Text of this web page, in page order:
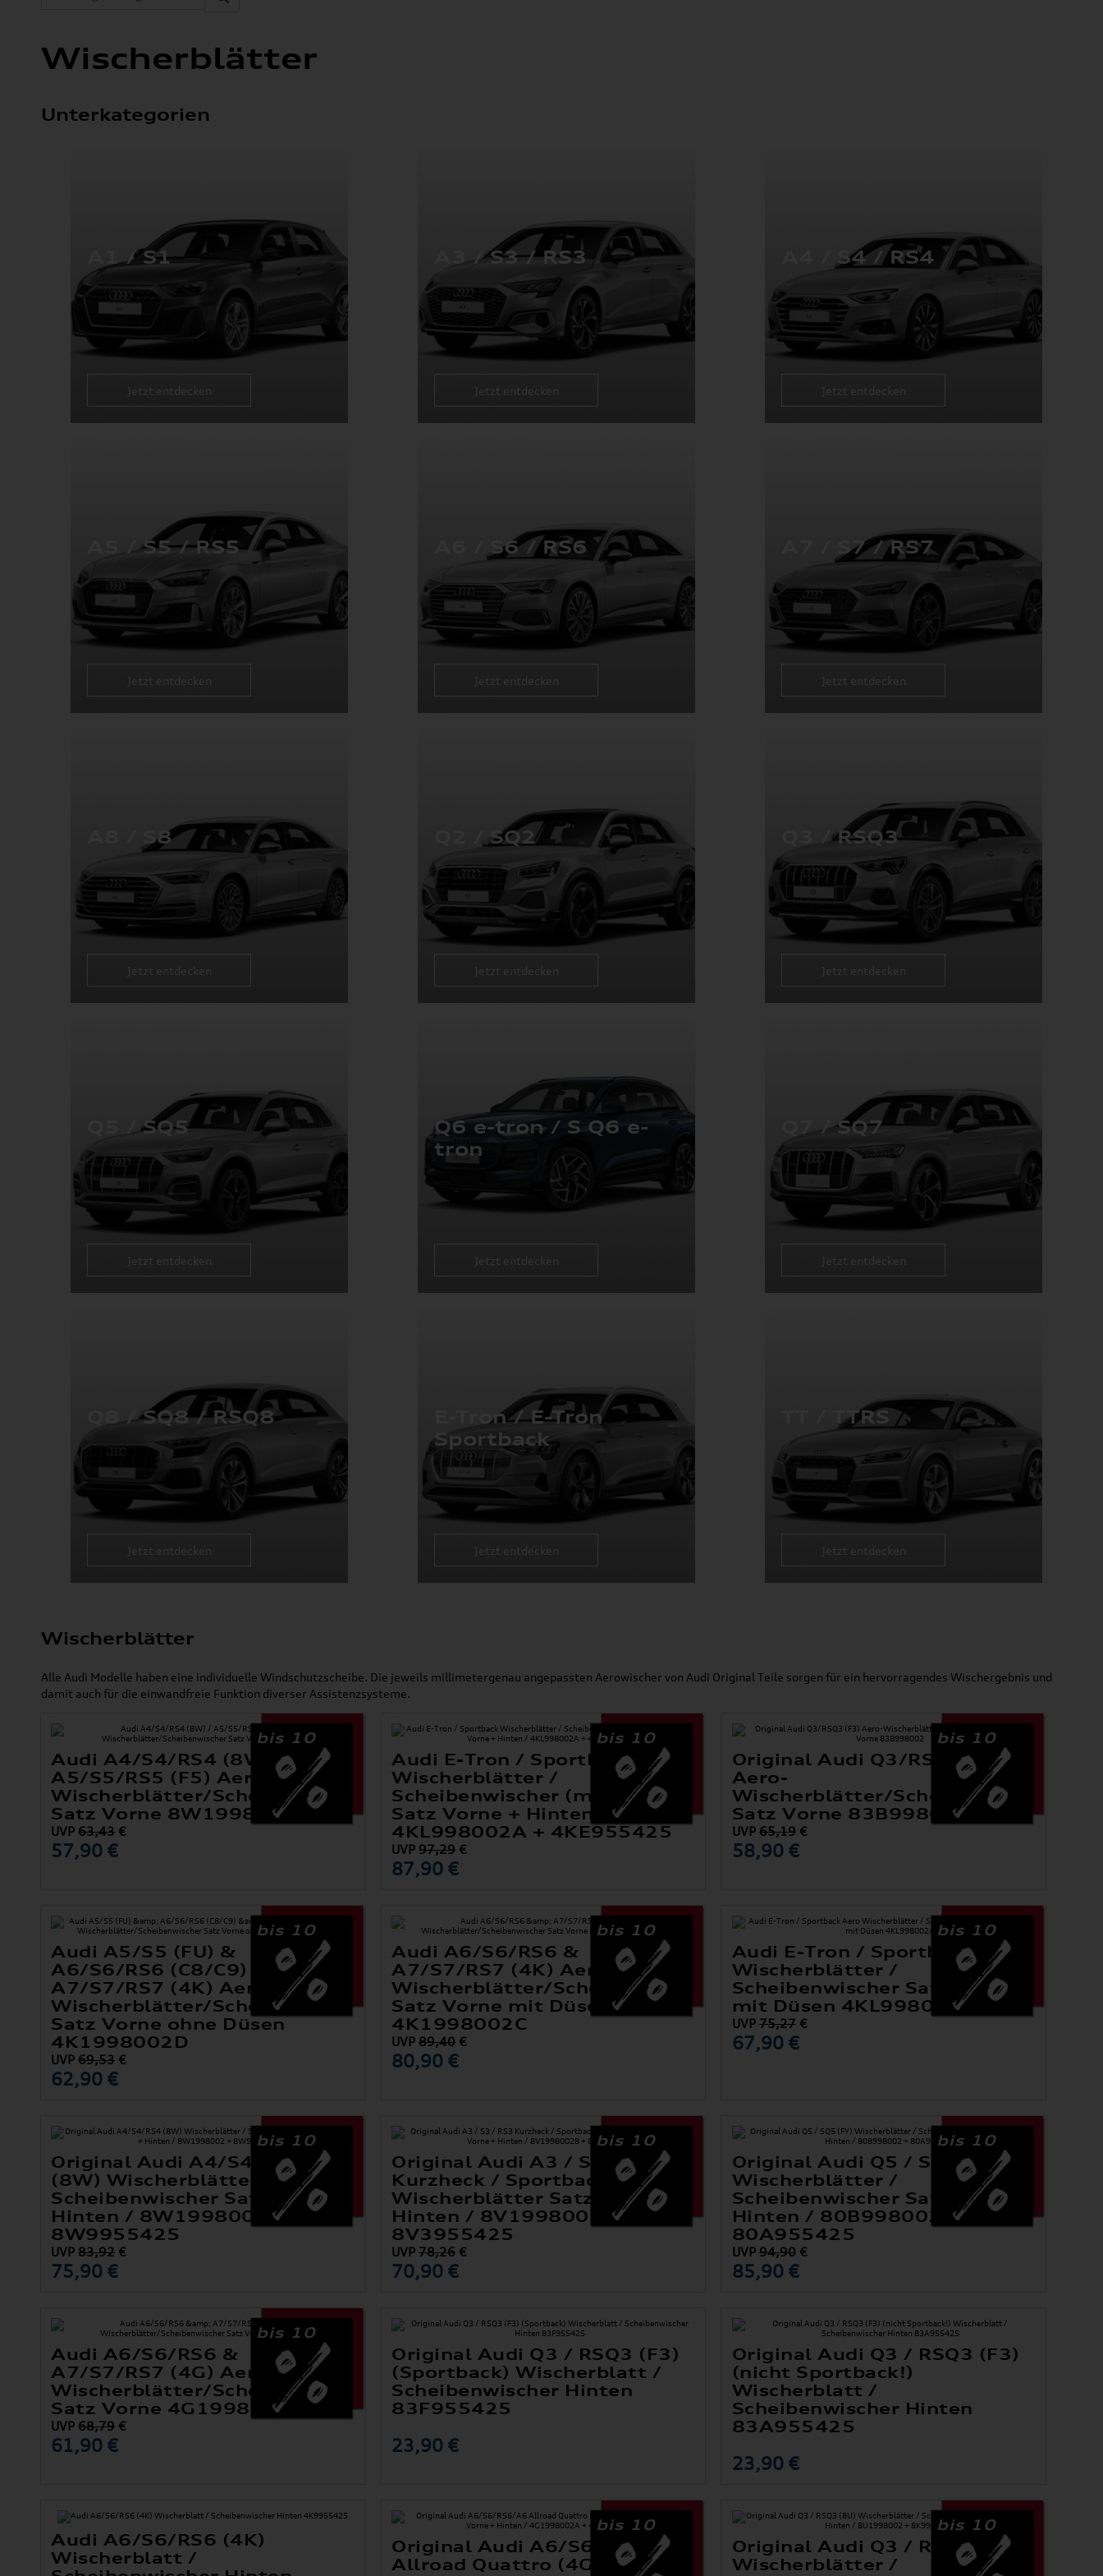
Wischerblätter
Unterkategorien
A1 / S1 A3 / S3 / RS3 A4 / S4 / RS4
A5 / S5 / RS5 A6 / S6 / RS6 A7 / S7 / RS7
A8 / S8 Q2 / SQ2 Q3 / RSQ3
Q5 / SQ5
Q6 e-tron / S Q6 e-
tron
Q7 / SQ7
Q8 / SQ8 / RSQ8
E-Tron / E-Tron
Sportback
TT / TTRS
Wischerblätter
Alle Audi Modelle haben eine individuelle Windschutzscheibe. Die jeweils millimetergenau angepassten Aerowischer von Audi Original Teile sorgen für ein hervorragendes Wischergebnis und
damit auch für die einwandfreie Funktion diverser Assistenzsysteme.
bis 10
Audi A4/S4/RS4 (8W) /
A5/S5/RS5 (F5) Aero-
Wischerblätter/Scheibenwischer
Satz Vorne 8W1998002
UVP63,43 €
57,90 €
bis 10
Audi E-Tron / Sportback
Wischerblätter /
Scheibenwischer (mit Düsen)
Satz Vorne + Hinten /
4KL998002A + 4KE955425
UVP97,29 €
87,90 €
bis 10
Original Audi Q3/RSQ3 (F3)
Aero-
Wischerblätter/Scheibenwischer
Satz Vorne 83B998002
UVP 65,19€
58,90 €
bis 10
Audi A5/S5 (FU) &
A6/S6/RS6 (C8/C9) &
A7/S7/RS7 (4K) Aero-
Wischerblätter/Scheibenwischer
Satz Vorne ohne Düsen
4K1998002D
UVP69,53 €
62,90 €
bis 10
Audi A6/S6/RS6 &
A7/S7/RS7 (4K) Aero-
Wischerblätter/Scheibenwischer
Satz Vorne mit Düsen
4K1998002C
UVP89,40 €
80,90 €
bis 10
Audi E-Tron / Sportback Aero
Wischerblätter /
Scheibenwischer Satz Vorne
mit Düsen 4KL998002A
UVP 75,27€
67,90 €
bis 10
Original Audi A4/S4/RS4
(8W) Wischerblätter /
Scheibenwischer Satz Vorne +
Hinten / 8W1998002 +
8W9955425
UVP83,92 €
75,90 €
bis 10
Original Audi A3 / S3 / RS3
Kurzheck / Sportback (8V)
Wischerblätter Satz Vorne +
Hinten / 8V1998002B +
8V3955425
UVP78,26 €
70,90 €
bis 10
Original Audi Q5 / SQ5 (FY)
Wischerblätter /
Scheibenwischer Satz Vorne +
Hinten / 80B998002 +
80A955425
UVP 94,90€
85,90 €
bis 10
Audi A6/S6/RS6 &
A7/S7/RS7 (4G) Aero-
Wischerblätter/Scheibenwischer
Satz Vorne 4G1998002A
UVP68,79 €
61,90 €
Original Audi Q3 / RSQ3 (F3)
(Sportback) Wischerblatt /
Scheibenwischer Hinten
83F955425
23,90 €
Original Audi Q3 / RSQ3 (F3)
(nicht Sportback!)
Wischerblatt /
Scheibenwischer Hinten
83A955425
23,90 €
Audi A6/S6/RS6 (4K)
Wischerblatt /
bis 10
Original Audi A6/S6/RS6/A6
Allroad Quattro (4G)
bis 10
Original Audi Q3 / RSQ3 (8U)
Wischerblätter /